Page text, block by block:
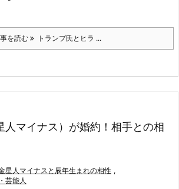
を読む トランプ氏とヒラ ...
人マイナス）が婚約！相手との相
星人マイナスと辰年生まれの相性 ,
芸能人